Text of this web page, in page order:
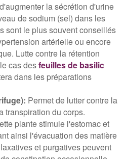
la sécrétion d'urine
de sodium (sel) dans les
sont le plus souvent conseillés
artérielle ou encore
Lutte contre la rétention
cas desfeuilles de basilic
dans les préparations
Permet de lutter contre la
transpiration du corps.
plante stimule l'estomac et
ainsi l'évacuation des matière
et purgatives peuvent